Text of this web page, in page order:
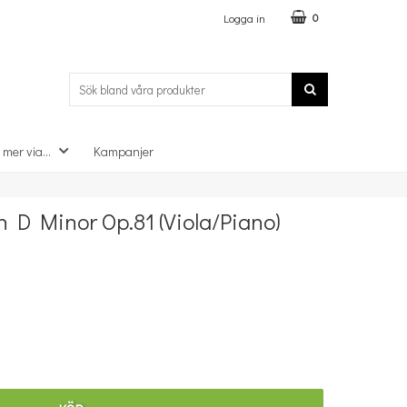
Logga in 0
via... Kampanjer
D Minor Op.81 (Viola/Piano)